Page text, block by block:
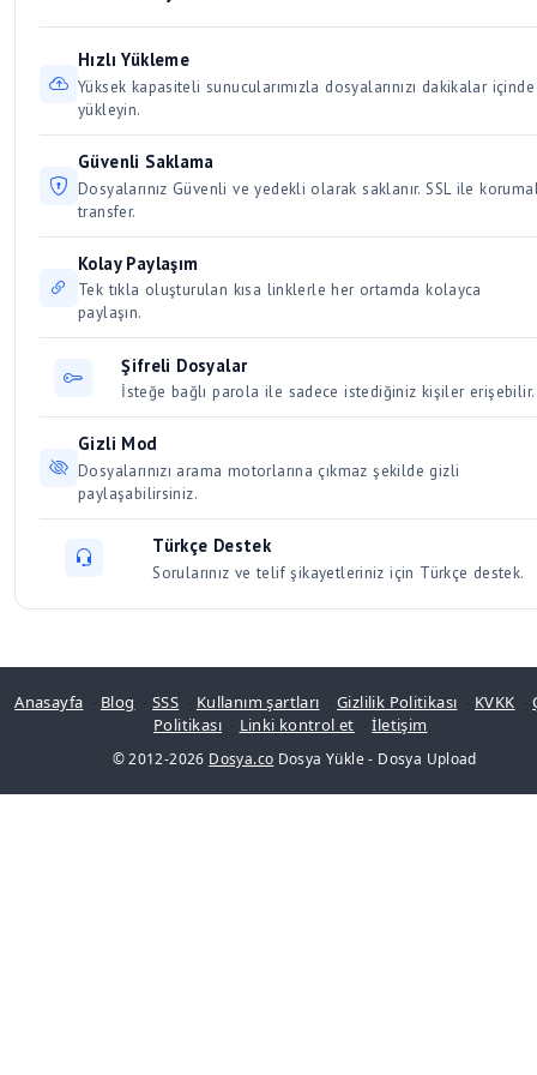
ve hız artışına sebep olur. Aynı anda birden fazla büyük
dosyayı indirmek bağlantınızı yavaşlatacağından, dosyaları
sırayla indirmeye özen gösterin.
(Linux)
erişilen dosyalar kalıcı olarak saklanır. Kullanıcılar için 30 /
Üyeler için 50 gün dosya saklama süresi vardır.
Hızlı Yükleme
Yüksek kapasiteli sunucularımızla dosyalarınızı dakikalar içinde
yükleyin.
Güvenli Saklama
Dosyalarınız Güvenli ve yedekli olarak saklanır. SSL ile
transfer.
Kolay Paylaşım
Tek tıkla oluşturulan kısa linklerle her ortamda kolayca
paylaşın.
Şifreli Dosyalar
İsteğe bağlı parola ile sadece istediğiniz kişiler erişebilir.
Gizli Mod
Dosyalarınızı arama motorlarına çıkmaz şekilde gizli
paylaşabilirsiniz.
Türkçe Destek
Sorularınız ve telif şikayetleriniz için Türkçe destek.
Anasayfa Blog -SSS Kullanım şartları -Gizlilik Politikası KVKK -
Politikası
Linki kontrol et -İletişim
© 2012-2026 Dosya.co Dosya Yükle- Dosya Upload